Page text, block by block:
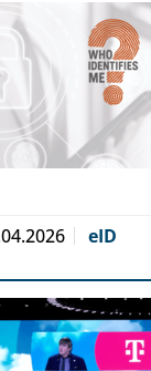
eID